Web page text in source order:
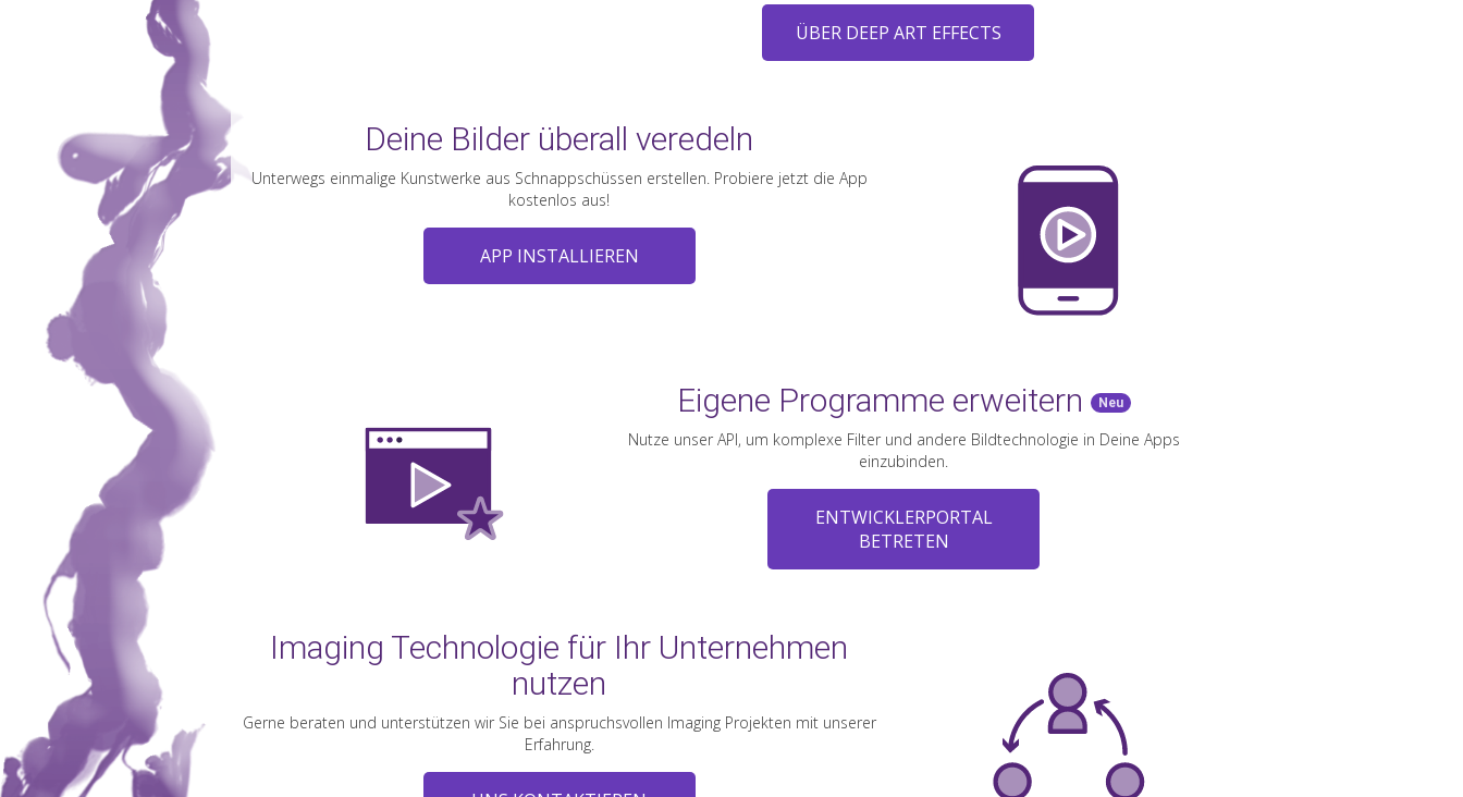
ÜBER DEEP ART EFFECTS
Deine Bilder überall veredeln
Unterwegs einmalige Kunstwerke aus Schnappschüssen erstellen. Probiere jetzt die App
kostenlos aus!
APP INSTALLIEREN
Eigene Programme erweitern Neu
Nutze unser API, um komplexe Filter und andere Bildtechnologie in Deine Apps
einzubinden.
ENTWICKLERPORTAL
BETRETEN
Imaging Technologie für Ihr Unternehmen
nutzen
Gerne beraten und unterstützen wir Sie bei anspruchsvollen Imaging Projekten mit unserer
Erfahrung.